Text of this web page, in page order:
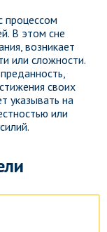
процессом
В этом сне
возникает
или сложности.
своих
указывать на
или